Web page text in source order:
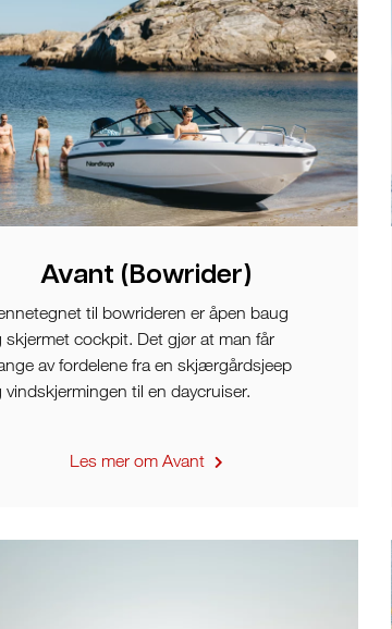
Avant (Bowrider)
til bowrideren er åpen baug
skjermet cockpit. Det gjør at man får
av fordelene fra en skjærgårdsjeep
vindskjermingen til en daycruiser.
Les mer om Avant